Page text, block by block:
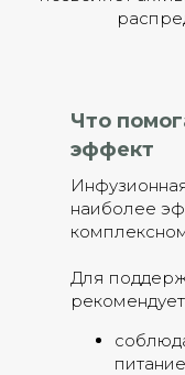
наиболее
Для
Что
эффект